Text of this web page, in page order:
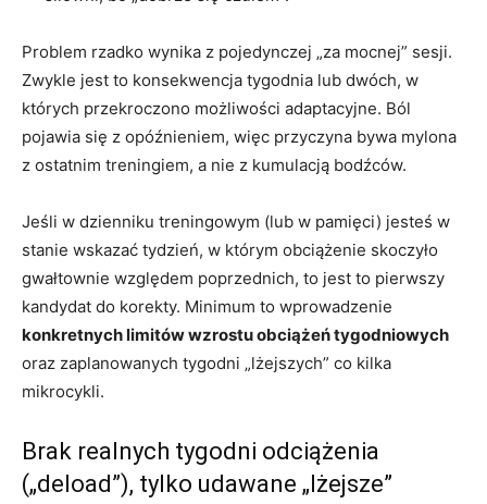
Problem rzadko wynika z pojedynczej „za mocnej” sesji.
Zwykle jest to konsekwencja tygodnia lub dwóch, w
których przekroczono możliwości adaptacyjne. Ból
pojawia się z opóźnieniem, więc przyczyna bywa mylona
z ostatnim treningiem, a nie z kumulacją bodźców.
Jeśli w dzienniku treningowym (lub w pamięci) jesteś w
stanie wskazać tydzień, w którym obciążenie skoczyło
gwałtownie względem poprzednich, to jest to pierwszy
kandydat do korekty. Minimum to wprowadzenie
konkretnych limitów wzrostu obciążeń tygodniowych
oraz zaplanowanych tygodni „lżejszych” co kilka
mikrocykli.
Brak realnych tygodni odciążenia
(„deload”), tylko udawane „lżejsze”